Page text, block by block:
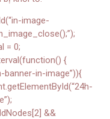
image-
= 0;
{
banner-in-image”)){
&&